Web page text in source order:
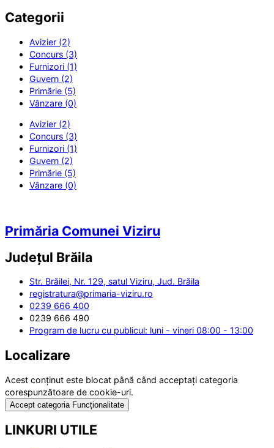
Categorii
Avizier (2)
Concurs (3)
Furnizori (1)
Guvern (2)
Primărie (5)
Vânzare (0)
Avizier (2)
Concurs (3)
Furnizori (1)
Guvern (2)
Primărie (5)
Vânzare (0)
Primăria Comunei Viziru
Județul Brăila
Str. Brăilei, Nr. 129, satul Viziru, Jud. Brăila
registratura@primaria-viziru.ro
0239 666 400
0239 666 490
Program de lucru cu publicul: luni - vineri 08:00 - 13:00
Localizare
Acest conținut este blocat până când acceptați categoria
corespunzătoare de cookie-uri.
Accept categoria Funcționalitate
LINKURI UTILE